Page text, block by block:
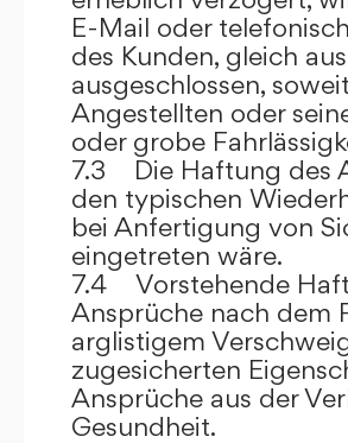
E-Mail oder
des Kunden, gleich
ausgeschlossen,
Angestellten oder
oder grobe
7.3 Die Haftung des
den typischen
bei Anfertigung von
eingetreten wäre.
7.4 Vorstehende
Ansprüche nach dem
arglistigem
zugesicherten
Ansprüche aus der
Gesundheit.